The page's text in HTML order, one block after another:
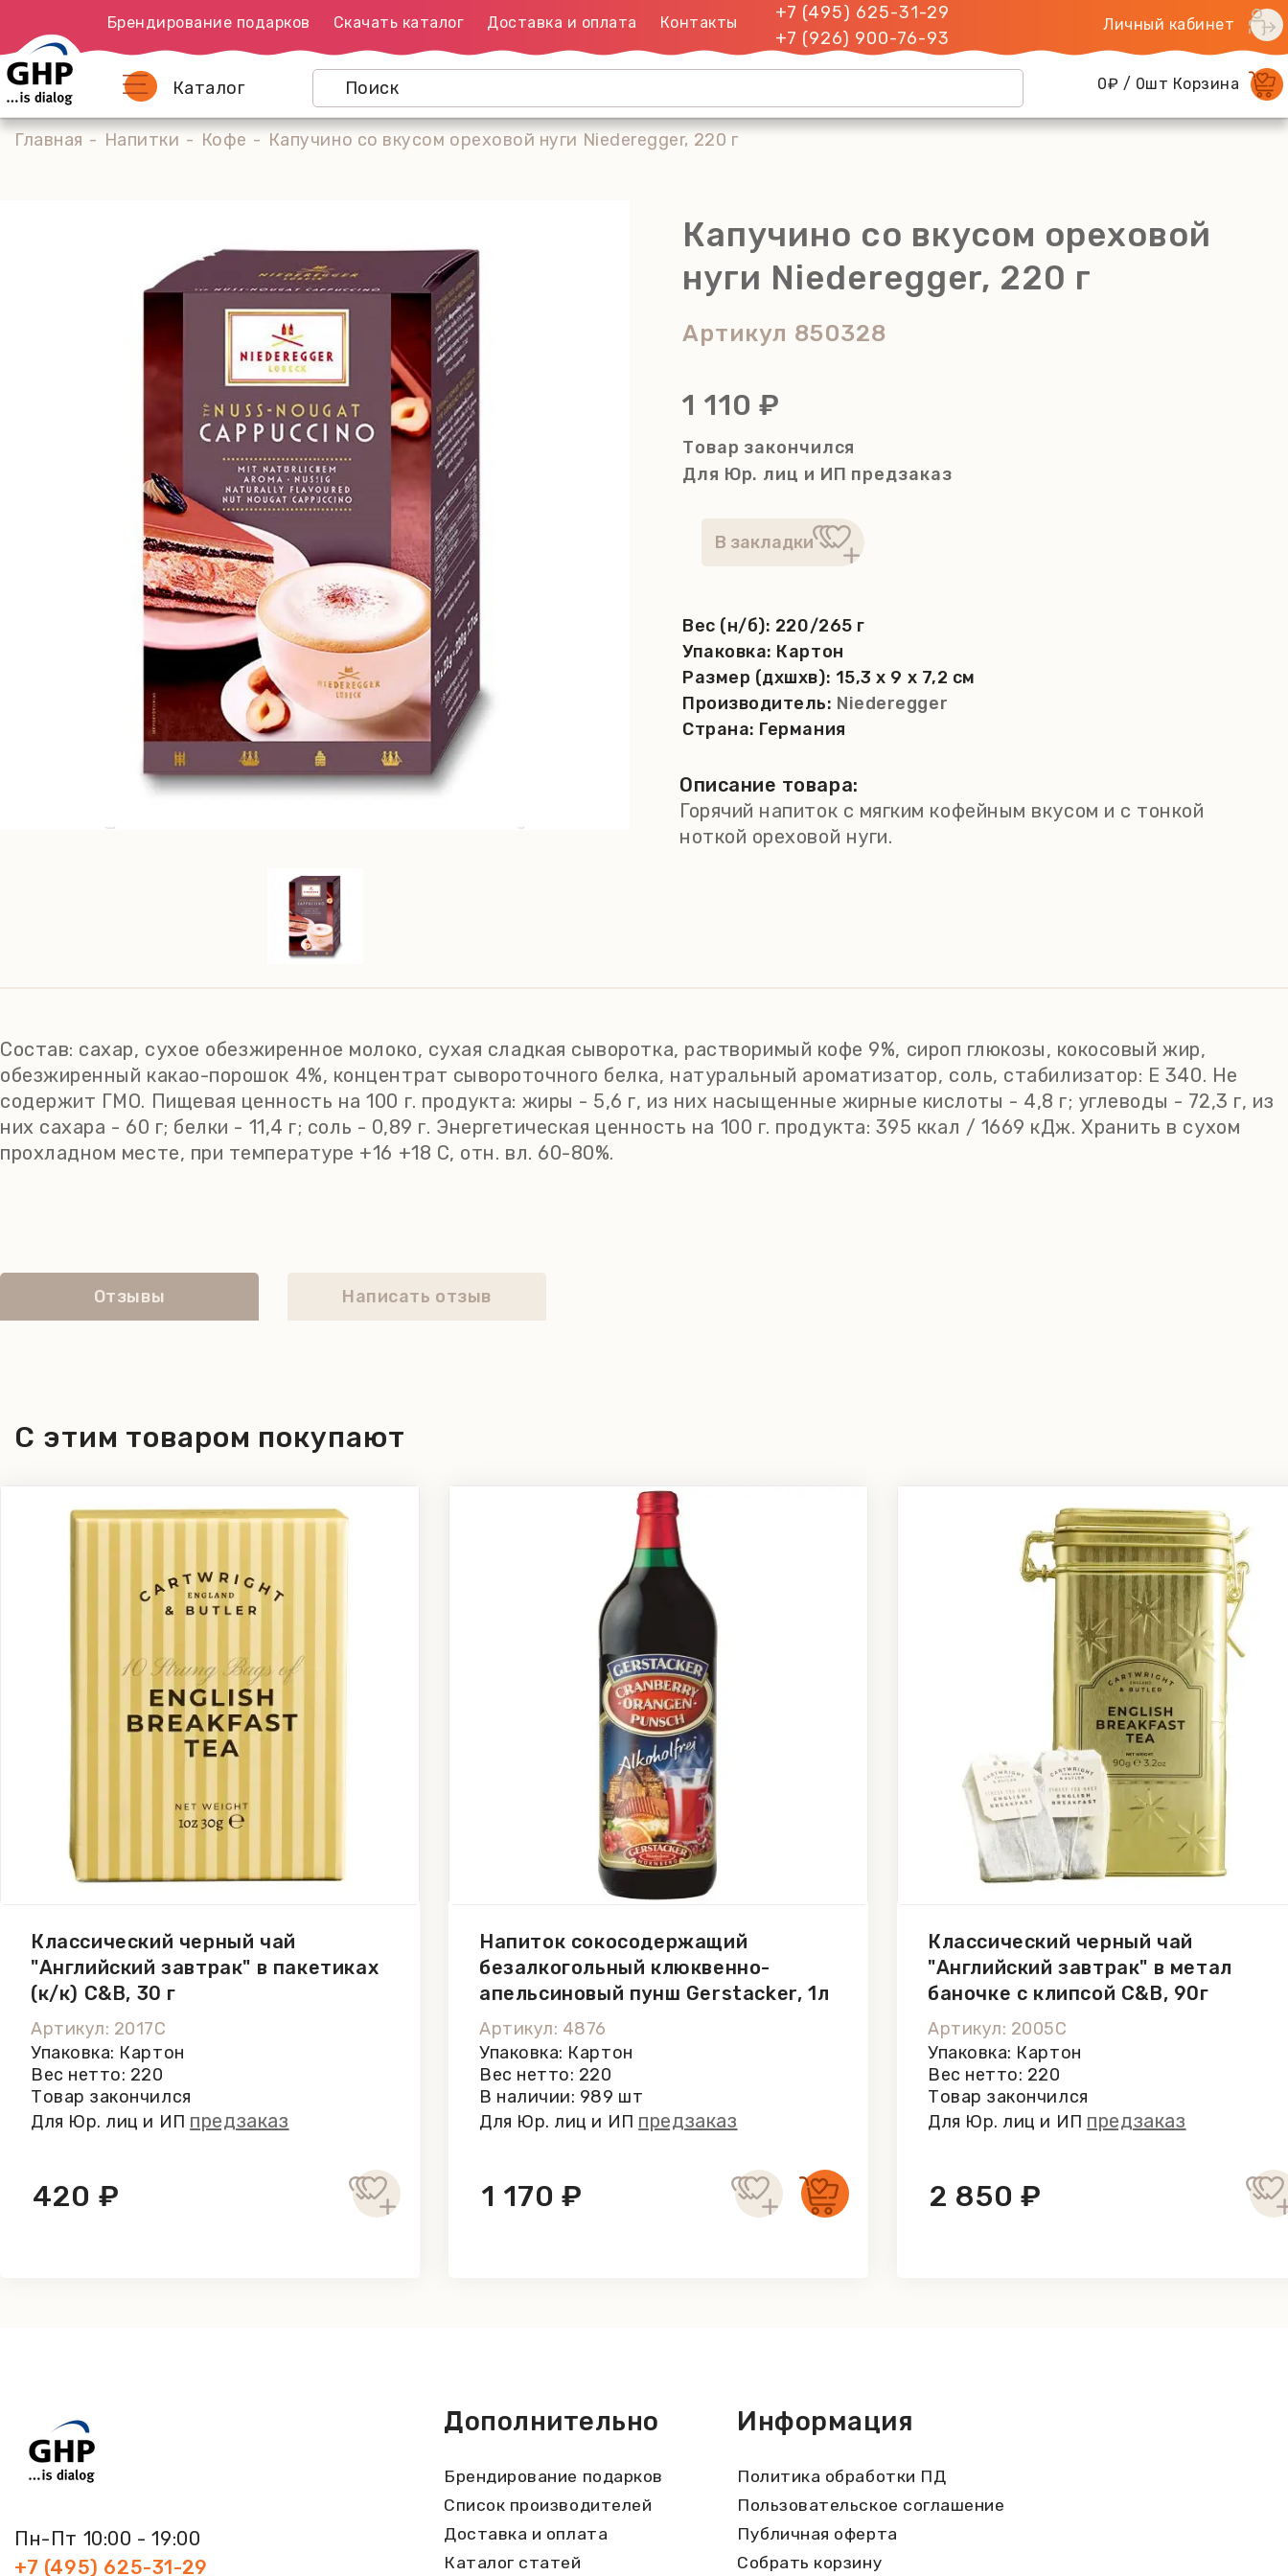
Брендирование подарков Скачать каталог Доставка и оплата Контакты
+7 (495) 625-31-29
+7 (926) 900-76-93
Каталог
Личный кабинет
0₽ / 0шт Корзина
Главная Напитки Кофе Капучино со вкусом ореховой нуги Niederegger, 220 г
Капучино со вкусом ореховой
нуги Niederegger, 220 г
Артикул 850328
1 110 ₽
Товар закончился
Для Юр. лиц и ИП предзаказ
Вес (н/б): 220/265 г
Упаковка: Картон
Размер (дхшхв): 15,3 x 9 x 7,2 см
Производитель: Niederegger
Страна: Германия
Описание товара:
Горячий напиток с мягким кофейным вкусом и с тонкой
ноткой ореховой нуги.
Состав: сахар, сухое обезжиренное молоко, сухая сладкая сыворотка, растворимый кофе 9%, сироп глюкозы, кокосовый жир,
обезжиренный какао-порошок 4%, концентрат сывороточного белка, натуральный ароматизатор, соль, стабилизатор: Е 340. Не
содержит ГМО. Пищевая ценность на 100 г. продукта: жиры - 5,6 г, из них насыщенные жирные кислоты - 4,8 г; углеводы - 72,3 г, из
них сахара - 60 г; белки - 11,4 г; соль - 0,89 г. Энергетическая ценность на 100 г. продукта: 395 ккал / 1669 кДж. Хранить в сухом
прохладном месте, при температуре +16 +18 C, отн. вл. 60-80%.
Отзывы Написать отзыв
С этим товаром покупают
Классический черный чай
"Английский завтрак" в пакетиках
(к/к) C&B, 30 г
Артикул: 2017C
Упаковка: Картон
Вес нетто: 220
Товар закончился
Для Юр. лиц и ИП предзаказ
420 ₽
Напиток сокосодержащий
безалкогольный клюквенно-
апельсиновый пунш Gerstacker, 1л
Артикул: 4876
Упаковка: Картон
Вес нетто: 220
В наличии: 989 шт
Для Юр. лиц и ИП предзаказ
1 170 ₽
Классический черный чай
"Английский завтрак" в метал
баночке с клипсой C&B, 90г
Артикул: 2005C
Упаковка: Картон
Вес нетто: 220
Товар закончился
Для Юр. лиц и ИП предзаказ
2 850 ₽
Пн-Пт 10:00 - 19:00
+7 (495) 625-31-29
Дополнительно
Брендирование подарков
Список производителей
Доставка и оплата
Каталог статей
Информация
Политика обработки ПД
Пользовательское соглашение
Публичная оферта
Собрать корзину